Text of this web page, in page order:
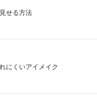
せる方法
にくいアイメイク